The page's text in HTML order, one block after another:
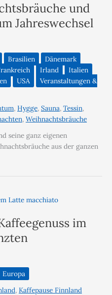
und
Jahreswechsel
Brasilien
Dänemark
Irland
Italien
USA
Veranstaltungen &
, Hygge, Sauna, Tessin,
, Weihnachtsbräuche
seine ganz eigenen
aus der ganzen
im
Europa
, Kaffepause Finnland